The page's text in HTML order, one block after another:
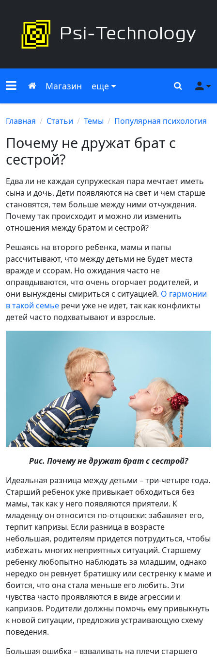
Меню сайта
Главная
Магазин еще Поиск
Главная Статьи Темы Популярная психология
Почему не дружат брат с
сестрой?
Едва ли не каждая супружеская пара мечтает иметь
сына и дочь. Дети появляются на свет и чем старше
становятся, тем больше между ними отчуждения.
Почему так происходит и можно ли изменить
отношения между братом и сестрой?
Решаясь на второго ребенка, мамы и папы
рассчитывают, что между детьми не будет места
вражде и ссорам. Но ожидания часто не
оправдываются, что очень огорчает родителей, и
они вынуждены смириться с ситуацией. О гармонии
в такой семье речи уже не идет, так как конфликты
детей часто подхватывают и взрослые.
Рис. Почему не дружат брат с сестрой?
Идеальная разница между детьми – три-четыре года.
Старший ребенок уже привыкает обходиться без
мамы, так как у него появляются приятели. К
младенцу он относится по-отцовски: забавляет его,
терпит капризы. Если разница в возрасте
небольшая, родителям придется потрудиться, чтобы
избежать многих неприятных ситуаций. Старшему
ребенку любопытно наблюдать за младшим, однако
нередко он ревнует братишку или сестренку к маме и
боится, что она стала меньше его любить. Эти
чувства часто проявляются в виде агрессии и
капризов. Родители должны помочь ему привыкнуть
к новой ситуации, предложив устраивающую схему
поведения.
Большая ошибка – взваливать на плечи старшего